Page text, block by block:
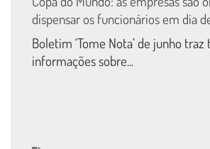
dispensar os funcionários em dia
Boletim ‘Tome Nota’ de junho traz
informações sobre...